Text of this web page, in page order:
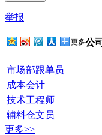
举报
更多公
市场部跟单员
成本会计
技术工程师
辅料仓文员
更多>>